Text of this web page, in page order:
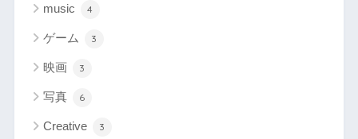
music 4
ゲーム 3
映画 3
写真 6
Creative 3